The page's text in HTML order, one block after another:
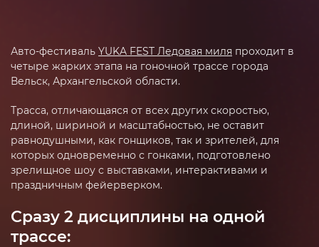
Авто-фестиваль YUKA FEST Ледовая миля проходит в
четыре жарких этапа на гоночной трассе города
Вельск, Архангельской области.
Трасса, отличающаяся от всех других скоростью,
длиной, шириной и масштабностью, не оставит
равнодушными, как гонщиков, так и зрителей, для
которых одновременно с гонками, подготовлено
зрелищное шоу с выставками, интерактивами и
праздничным фейерверком.
Сразу 2 дисциплины на одной
трассе: